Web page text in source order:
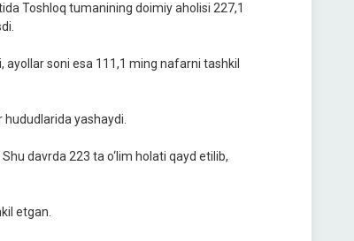
Toshloq tumanining doimiy aholisi 227,1
soni esa 111,1 ming nafarni tashkil
yashaydi.
davrda 223 ta o‘lim holati qayd etilib,
etgan.